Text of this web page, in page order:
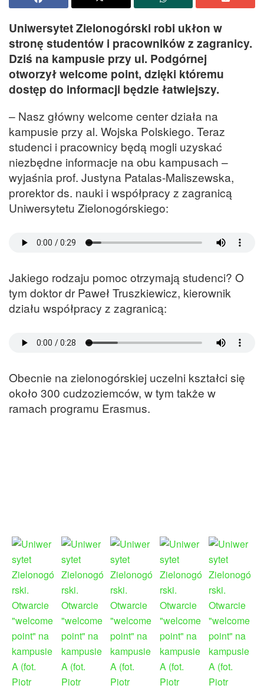
Uniwersytet Zielonogórski robi ukłon w
stronę studentów i pracowników z zagranicy.
Dziś na kampusie przy ul. Podgórnej
otworzył welcome point, dzięki któremu
dostęp do informacji będzie łatwiejszy.
– Nasz główny welcome center działa na
kampusie przy al. Wojska Polskiego. Teraz
studenci i pracownicy będą mogli uzyskać
niezbędne informacje na obu kampusach –
wyjaśnia prof. Justyna Patalas-Maliszewska,
prorektor ds. nauki i współpracy z zagranicą
Uniwersytetu Zielonogórskiego:
Jakiego rodzaju pomoc otrzymają studenci? O
tym doktor dr Paweł Truszkiewicz, kierownik
działu współpracy z zagranicą:
Obecnie na zielonogórskiej uczelni kształci się
około 300 cudzoziemców, w tym także w
ramach programu Erasmus.